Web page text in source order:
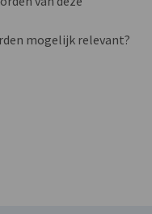
mogelijk relevant?